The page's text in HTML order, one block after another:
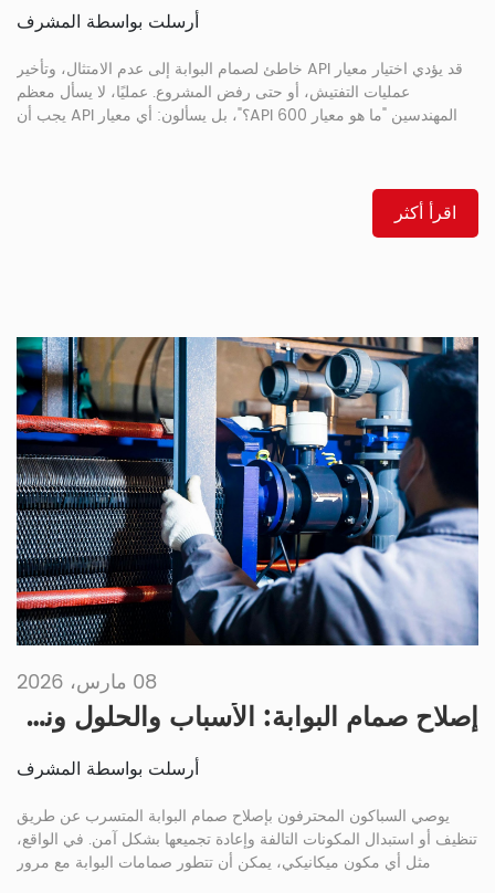
أرسلت بواسطة المشرف
قد يؤدي اختيار معيار API خاطئ لصمام البوابة إلى عدم الامتثال، وتأخير
عمليات التفتيش، أو حتى رفض المشروع. عمليًا، لا يسأل معظم
المهندسين "ما هو معيار API 600؟"، بل يسألون: أي معيار API يجب أن
اقرأ أكثر
08 مارس، 2026
إصلاح صمام البوابة: الأسباب والحلول ونصائح الإصلاح
أرسلت بواسطة المشرف
يوصي السباكون المحترفون بإصلاح صمام البوابة المتسرب عن طريق
تنظيف أو استبدال المكونات التالفة وإعادة تجميعها بشكل آمن. في الواقع،
مثل أي مكون ميكانيكي، يمكن أن تتطور صمامات البوابة مع مرور